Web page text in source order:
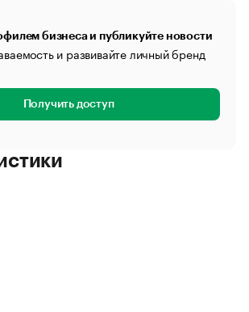
бизнеса и публикуйте новости
и развивайте личный бренд
Получить доступ